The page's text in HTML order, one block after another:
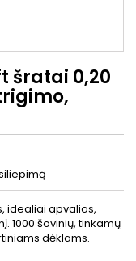
šratai 0,20
idealiai apvalios,
1000 šovinių, tinkamų
dėklams.